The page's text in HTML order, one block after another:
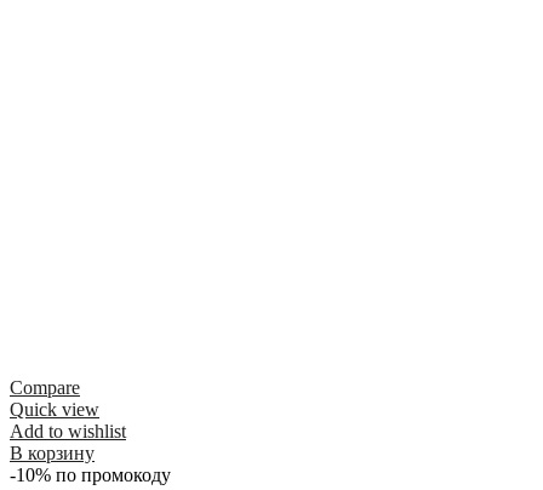
Compare
Quick view
Add to wishlist
В корзину
-10% по промокоду